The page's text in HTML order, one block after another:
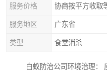
服务价格 协商按平方收取
服务地区 广东省
类型 食堂消杀
白蚁防治公司环境治理：